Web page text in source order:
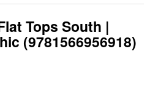
Tops South |
(9781566956918)